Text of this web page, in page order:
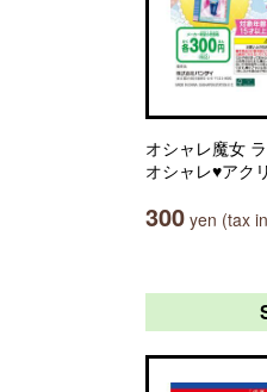
オシャレ魔女
オシャレ♥アク
300 yen (tax